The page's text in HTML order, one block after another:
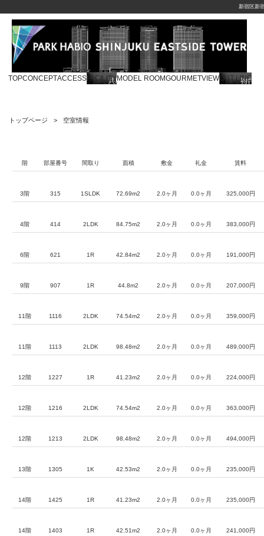
新宿区新
TOPCONCEPTACCESS FACILITYMODEL ROOMGOURMETVIEWOUT LINE
トップページ 空室情報
階 部屋番号 間取り 面積 敷金 礼金 賃料
3階 315 1SLDK 72.69m2 2.0ヶ月 0.0ヶ月 325,000円
4階 414 2LDK 84.75m2 2.0ヶ月 0.0ヶ月 383,000円
6階 621 1R 42.84m2 2.0ヶ月 0.0ヶ月 191,000円
9階 907 1R 44.8m2 2.0ヶ月 0.0ヶ月 207,000円
11階 1116 2LDK 74.54m2 2.0ヶ月 0.0ヶ月 359,000円
11階 1113 2LDK 98.48m2 2.0ヶ月 0.0ヶ月 489,000円
12階 1227 1R 41.23m2 2.0ヶ月 0.0ヶ月 224,000円
12階 1216 2LDK 74.54m2 2.0ヶ月 0.0ヶ月 363,000円
12階 1213 2LDK 98.48m2 2.0ヶ月 0.0ヶ月 494,000円
13階 1305 1K 42.53m2 2.0ヶ月 0.0ヶ月 235,000円
14階 1425 1R 41.23m2 2.0ヶ月 0.0ヶ月 235,000円
14階 1403 1R 42.51m2 2.0ヶ月 0.0ヶ月 241,000円